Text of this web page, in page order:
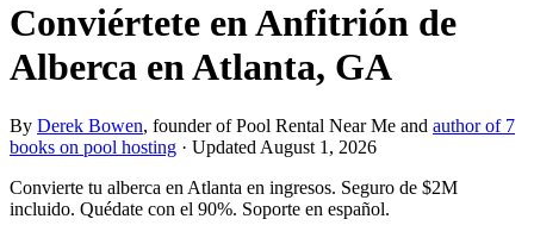
Conviértete en Anfitrión de
Alberca en Atlanta, GA
By Derek Bowen, founder of Pool Rental Near Me and author of 7
books on pool hosting · Updated August 1, 2026
Convierte tu alberca en Atlanta en ingresos. Seguro de $2M
incluido. Quédate con el 90%. Soporte en español.